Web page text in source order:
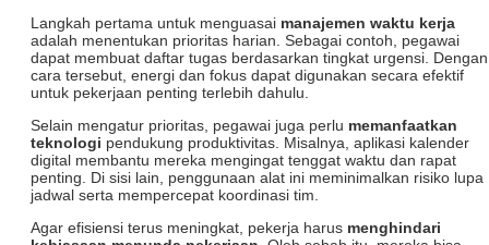
Langkah pertama untuk menguasai manajemen waktu kerja
adalah menentukan prioritas harian. Sebagai contoh, pegawai
dapat membuat daftar tugas berdasarkan tingkat urgensi. Dengan
cara tersebut, energi dan fokus dapat digunakan secara efektif
untuk pekerjaan penting terlebih dahulu.
Selain mengatur prioritas, pegawai juga perlu memanfaatkan
teknologi pendukung produktivitas. Misalnya, aplikasi kalender
digital membantu mereka mengingat tenggat waktu dan rapat
penting. Di sisi lain, penggunaan alat ini meminimalkan risiko lupa
jadwal serta mempercepat koordinasi tim.
Agar efisiensi terus meningkat, pekerja harus menghindari